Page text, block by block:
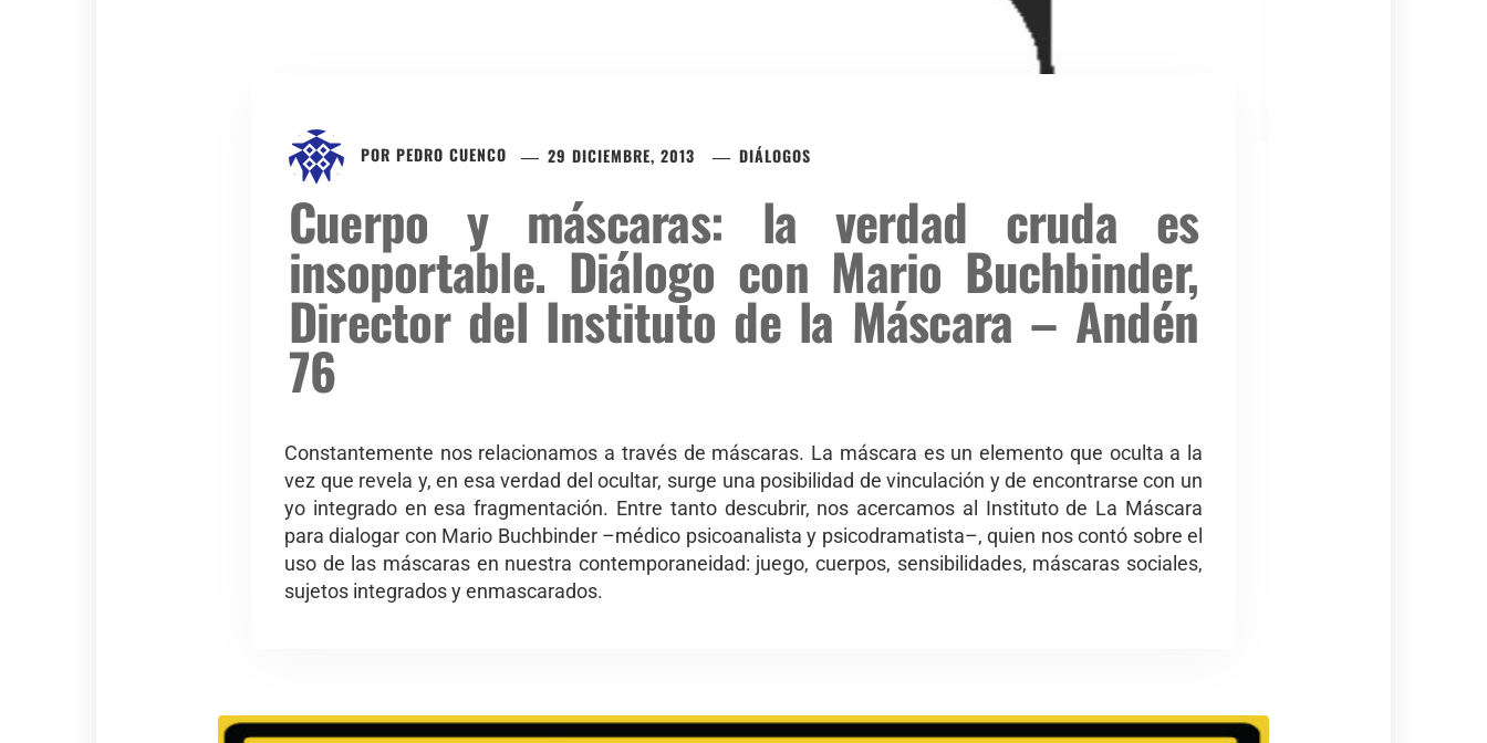
POR PEDRO CUENCO 29 DICIEMBRE, 2013 DIÁLOGOS
Cuerpo y máscaras: la verdad cruda es
insoportable. Diálogo con Mario Buchbinder,
Director del Instituto de la Máscara – Andén
76
Constantemente nos relacionamos a través de máscaras. La máscara es un elemento que oculta a la
vez que revela y, en esa verdad del ocultar, surge una posibilidad de vinculación y de encontrarse con un
yo integrado en esa fragmentación. Entre tanto descubrir, nos acercamos al Instituto de La Máscara
para dialogar con Mario Buchbinder –médico psicoanalista y psicodramatista–, quien nos contó sobre el
uso de las máscaras en nuestra contemporaneidad: juego, cuerpos, sensibilidades, máscaras sociales,
sujetos integrados y enmascarados.